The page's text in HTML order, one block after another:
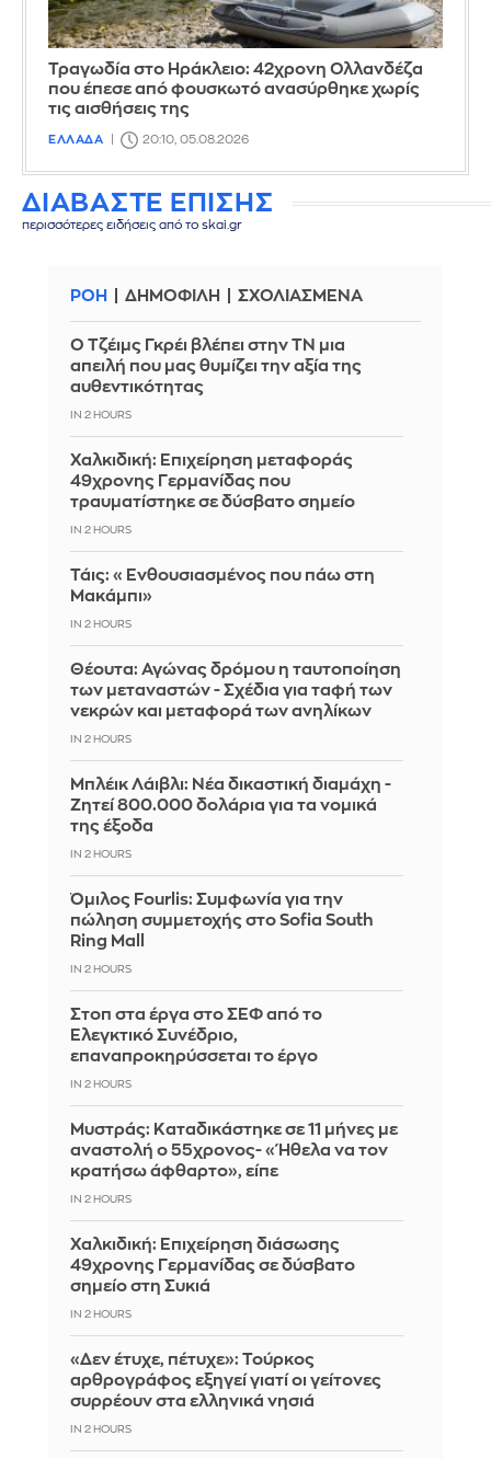
Τραγωδία στο Ηράκλειο: 42χρονη Ολλανδέζα
που έπεσε από φουσκωτό ανασύρθηκε χωρίς
τις αισθήσεις της
ΕΛΛΑΔΑ 20:10, 05.08.2026
ΔΙΑΒΑΣΤΕ ΕΠΙΣΗΣ
περισσότερες ειδήσεις από το skai.gr
ΡΟΗ ΔΗΜΟΦΙΛΗ ΣΧΟΛΙΑΣΜΕΝΑ
Ο Τζέιμς Γκρέι βλέπει στην ΤΝ μια
απειλή που μας θυμίζει την αξία της
αυθεντικότητας
IN 2 HOURS
Χαλκιδική: Επιχείρηση μεταφοράς
49χρονης Γερμανίδας που
τραυματίστηκε σε δύσβατο σημείο
IN 2 HOURS
Τάις: «Ενθουσιασμένος που πάω στη
Μακάμπι»
IN 2 HOURS
Θέουτα: Αγώνας δρόμου η ταυτοποίηση
των μεταναστών - Σχέδια για ταφή των
νεκρών και μεταφορά των ανηλίκων
IN 2 HOURS
Μπλέικ Λάιβλι: Νέα δικαστική διαμάχη -
Ζητεί 800.000 δολάρια για τα νομικά
της έξοδα
IN 2 HOURS
Όμιλος Fourlis: Συμφωνία για την
πώληση συμμετοχής στο Sofia South
Ring Mall
IN 2 HOURS
Στοπ στα έργα στο ΣΕΦ από το
Ελεγκτικό Συνέδριο,
επαναπροκηρύσσεται το έργο
IN 2 HOURS
Μυστράς: Καταδικάστηκε σε 11 μήνες με
αναστολή ο 55χρονος- «Ήθελα να τον
κρατήσω άφθαρτο», είπε
IN 2 HOURS
Χαλκιδική: Επιχείρηση διάσωσης
49χρονης Γερμανίδας σε δύσβατο
σημείο στη Συκιά
IN 2 HOURS
«Δεν έτυχε, πέτυχε»: Τούρκος
αρθρογράφος εξηγεί γιατί οι γείτονες
συρρέουν στα ελληνικά νησιά
IN 2 HOURS